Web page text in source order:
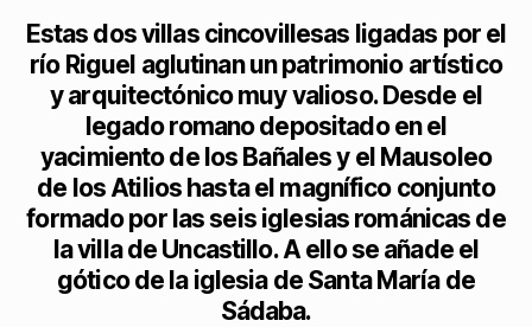
Estas dos villas cincovillesas ligadas por el
río Riguel aglutinan un patrimonio artístico
y arquitectónico muy valioso. Desde el
legado romano depositado en el
yacimiento de los Bañales y el Mausoleo
de los Atilios hasta el magnífico conjunto
formado por las seis iglesias románicas de
la villa de Uncastillo. A ello se añade el
gótico de la iglesia de Santa María de
Sádaba.